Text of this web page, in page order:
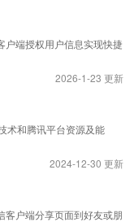
户端授权用户信息实现快捷
2026-1-23 更新
术和腾讯平台资源及能
2024-12-30 更新
客户端分享页面到好友或朋